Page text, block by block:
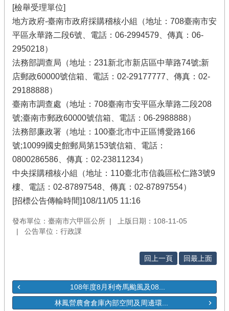
[檢舉受理單位]
地方政府-臺南市政府採購稽核小組（地址：708臺南市安
平區永華路二段6號、電話：06-2994579、傳真：06-
2950218）
法務部調查局（地址：231新北市新店區中華路74號;新
店郵政60000號信箱、電話：02-29177777、傳真：02-
29188888）
臺南市調查處（地址：708臺南市安平區永華路二段208
號;臺南市郵政60000號信箱、電話：06-2988888）
法務部廉政署（地址：100臺北市中正區博愛路166
號;10099國史館郵局第153號信箱、電話：
0800286586、傳真：02-23811234）
中央採購稽核小組（地址：110臺北市信義區松仁路3號9
樓、電話：02-87897548、傳真：02-87897554）
[招標公告傳輸時間]108/11/05 11:16
發布單位：臺南市六甲區公所
上版日期：108-11-05
公告單位：行政課
回上一頁 回最上面
108年度8月利奇馬颱風及08...
林鳳營農會倉庫內部空間及周邊環...